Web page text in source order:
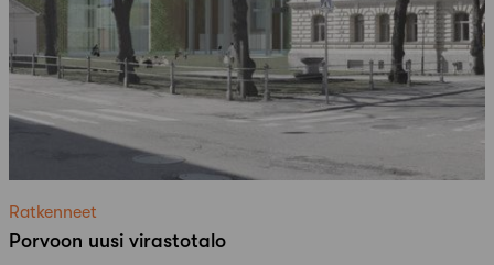
Ratkenneet
Porvoon uusi virastotalo